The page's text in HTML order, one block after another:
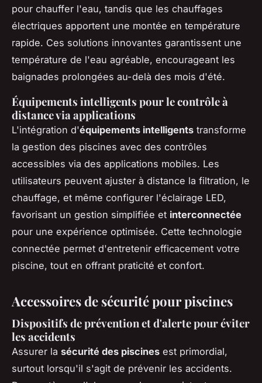
pour chauffer l'eau, tandis que les chauffages
électriques apportent une montée en température
rapide. Ces solutions innovantes garantissent une
température de l'eau agréable, encourageant les
baignades prolongées au-delà des mois d'été.
Équipements intelligents pour le contrôle à
distance via applications
L'intégration d'équipements intelligents transforme
la gestion des piscines avec des contrôles
accessibles via des applications mobiles. Les
utilisateurs peuvent ajuster à distance la filtration, le
chauffage, et même configurer l'éclairage LED,
favorisant un gestion simplifiée et interconnectée
pour une expérience optimisée. Cette technologie
connectée permet d'entretenir efficacement votre
piscine, tout en offrant praticité et confort.
Accessoires de sécurité pour piscines
Dispositifs de prévention et d'alerte pour éviter
les accidents
Assurer la sécurité des piscines est primordial,
surtout lorsqu'il s'agit de prévenir les accidents.